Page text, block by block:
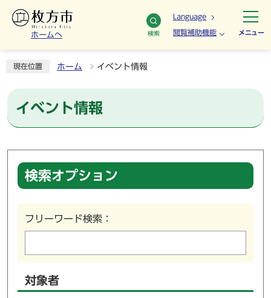
ホームへ 検索
Language
閲覧補助機能 メニュー
現在位置 ホーム イベント情報
イベント情報
検索オプション
フリーワード検索：
対象者